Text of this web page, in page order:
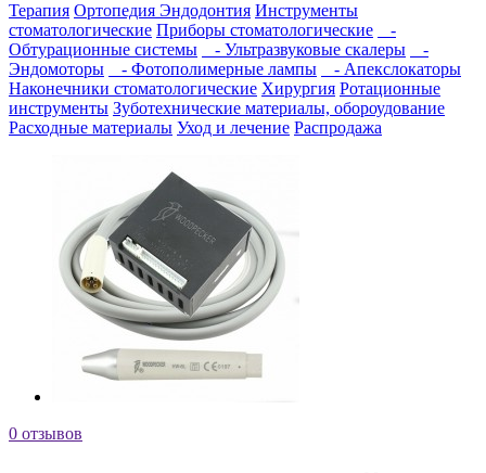
Терапия Ортопедия Эндодонтия Инструменты
стоматологические Приборы стоматологические
-
Обтурационные системы
- Ультразвуковые скалеры
-
Эндомоторы
- Фотополимерные лампы
- Апекслокаторы
Наконечники стоматологические Хирургия Ротационные
инструменты Зуботехнические материалы, обороудование
Расходные материалы Уход и лечение Распродажа
0 отзывов